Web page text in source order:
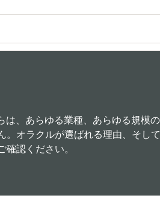
、あらゆる業種、あらゆる規模
オラクルが選ばれる理由、そし
認ください。